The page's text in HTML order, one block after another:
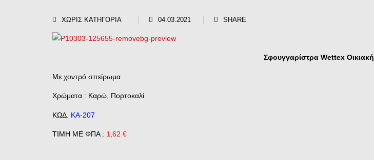
ΧΩΡΊΣ ΚΑΤΗΓΟΡΊΑ 04.03.2021 SHARE
Σφουγγαρίστρα Wettex Οικιακή
Με χοντρό σπείρωμα
Χρώματα : Καρώ, Πορτοκαλί
ΚΩΔ. ΚΑ-207
ΤΙΜΗ ΜΕ ΦΠΑ : 1,62 €